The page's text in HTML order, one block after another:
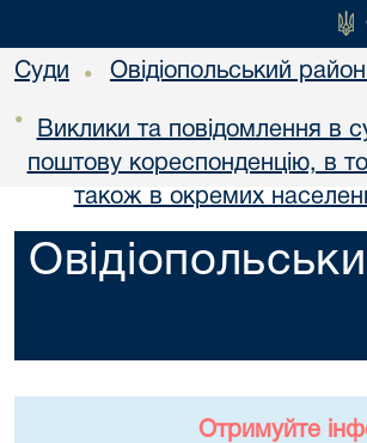
Суди • Овідіопольський
•
Виклики та повідомлення в
поштову кореспонденцію, в
також в окремих
Отримуйте